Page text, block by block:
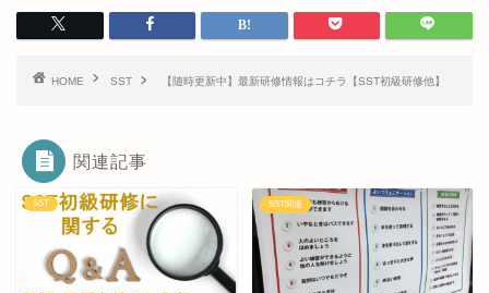
HOME SST 【随時更新中】最新研修情報はコチラ【SST初級研修他】
関連記事
SST SST関連